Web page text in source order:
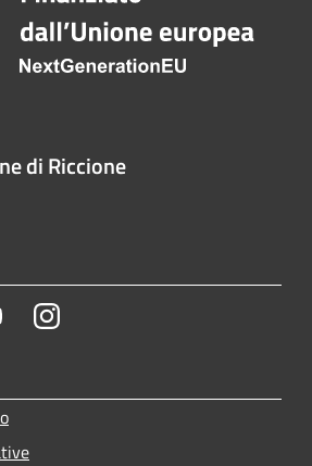
di Riccione
YoutubeInstagram